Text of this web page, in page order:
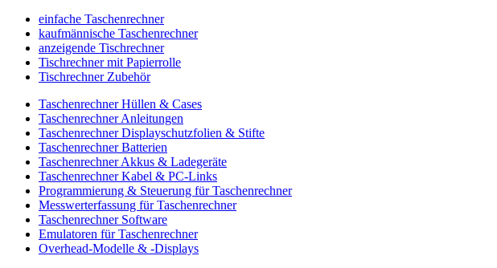
einfache Taschenrechner
kaufmännische Taschenrechner
anzeigende Tischrechner
Tischrechner mit Papierrolle
Tischrechner Zubehör
Taschenrechner Hüllen & Cases
Taschenrechner Anleitungen
Taschenrechner Displayschutzfolien & Stifte
Taschenrechner Batterien
Taschenrechner Akkus & Ladegeräte
Taschenrechner Kabel & PC-Links
Programmierung & Steuerung für Taschenrechner
Messwerterfassung für Taschenrechner
Taschenrechner Software
Emulatoren für Taschenrechner
Overhead-Modelle & -Displays